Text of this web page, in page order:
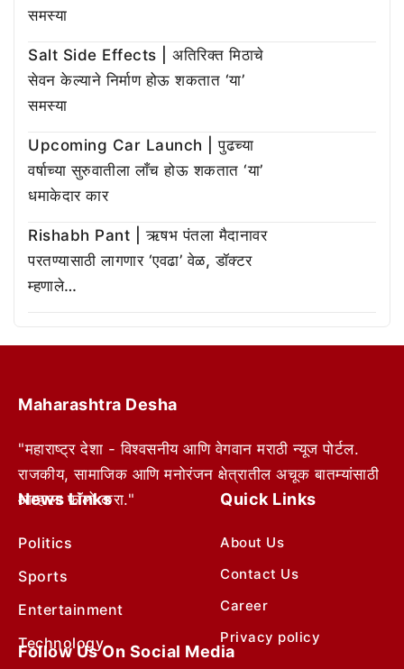
समस्या
Salt Side Effects | अतिरिक्त मिठाचे
सेवन केल्याने निर्माण होऊ शकतात ‘या’
समस्या
Upcoming Car Launch | पुढच्या
वर्षाच्या सुरुवातीला लाँच होऊ शकतात ‘या’
धमाकेदार कार
Rishabh Pant | ऋषभ पंतला मैदानावर
परतण्यासाठी लागणार ‘एवढा’ वेळ, डॉक्टर
म्हणाले…
Maharashtra Desha
"महाराष्ट्र देशा - विश्वसनीय आणि वेगवान मराठी न्यूज पोर्टल.
राजकीय, सामाजिक आणि मनोरंजन क्षेत्रातील अचूक बातम्यांसाठी
आम्हाला फॉलो करा."
News Links
Politics
Sports
Entertainment
Technology
Quick Links
About Us
Contact Us
Career
Privacy policy
Follow Us On Social Media